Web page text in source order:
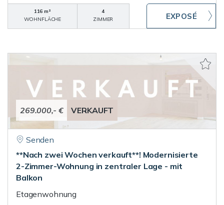
116 m²
WOHNFLÄCHE
4
ZIMMER
269.000,- € VERKAUFT
Senden
**Nach zwei Wochen verkauft**! Modernisierte
2-Zimmer-Wohnung in zentraler Lage - mit
Balkon
Etagenwohnung